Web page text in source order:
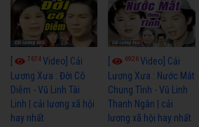
7674Video] Cải
Lương Xưa : Đời Cô
Diễm - Vũ Linh Tài
Linh | cải lương xã hội
hay nhất
6926Video] Cải
Lương Xưa : Nước Mắt
Chung Tình - Vũ Linh
Thanh Ngân | cải
lương xã hội hay nhất